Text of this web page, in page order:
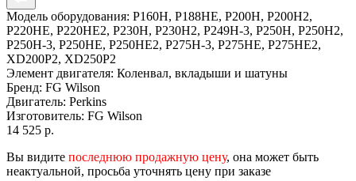
Модель оборудования: P160H, P188HE, P200H, P200H2,
P220HE, P220HE2, P230H, P230H2, P249H-3, P250H, P250H2,
P250H-3, P250HE, P250HE2, P275H-3, P275HE, P275HE2,
XD200P2, XD250P2
Элемент двигателя: Коленвал, вкладыши и шатуны
Бренд: FG Wilson
Двигатель: Perkins
Изготовитель: FG Wilson
14 525 р.
Вы видите последнюю продажную цену, она может быть
неактуальной, просьба уточнять цену при заказе